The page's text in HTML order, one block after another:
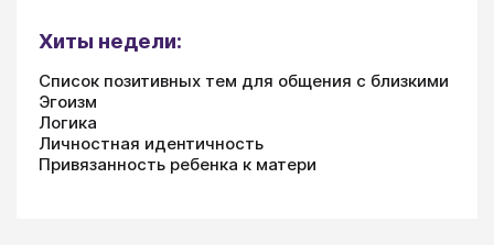
Хиты недели:
Список позитивных тем для общения с близкими
Эгоизм
Логика
Личностная идентичность
Привязанность ребенка к матери